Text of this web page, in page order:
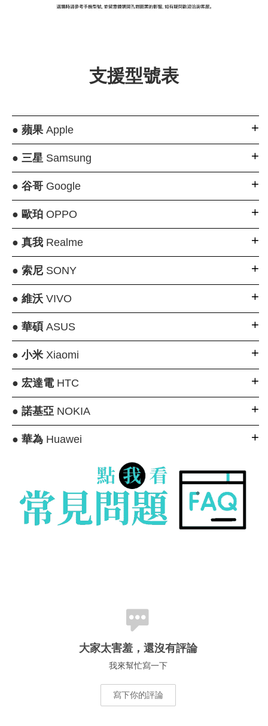
+NT$ 159
-
支援型號表
● 蘋果Apple
● 三星Samsung
● 谷哥Google
● 歐珀OPPO
● 真我Realme
● 索尼SONY
● 維沃VIVO
● 華碩 ASUS
● 小米Xiaomi
● 宏達電HTC
● 諾基亞NOKIA
● 華為Huawei
大家太害羞，還沒有評論
我來幫忙寫一下
寫下你的評論